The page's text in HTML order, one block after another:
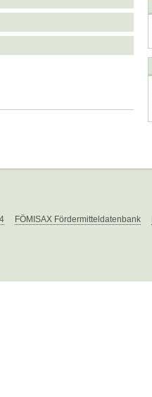
FÖMISAX Fördermitteldatenbank